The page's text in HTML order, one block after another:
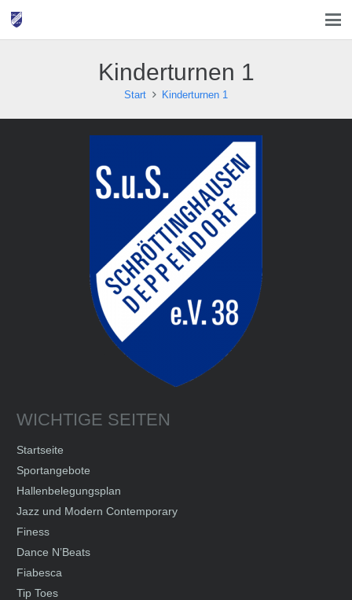
Kinderturnen 1
Start Kinderturnen 1
WICHTIGE SEITEN
Startseite
Sportangebote
Hallenbelegungsplan
Jazz und Modern Contemporary
Finess
Dance N’Beats
Fiabesca
Tip Toes